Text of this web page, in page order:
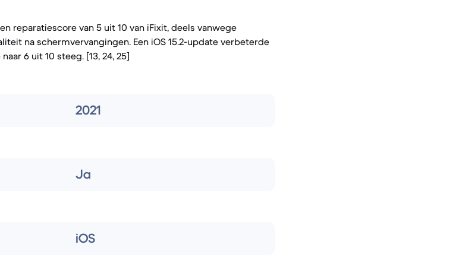
reparatiescore van 5 uit 10 van iFixit, deels vanwege
na schermvervangingen. Een iOS 15.2-update verbeterde
6 uit 10 steeg. [13, 24, 25]
2021
Ja
iOS